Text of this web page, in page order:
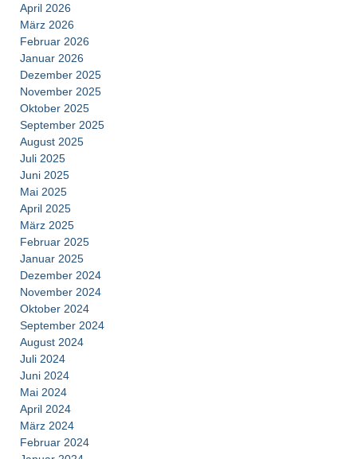
April 2026
März 2026
Februar 2026
Januar 2026
Dezember 2025
November 2025
Oktober 2025
September 2025
August 2025
Juli 2025
Juni 2025
Mai 2025
April 2025
März 2025
Februar 2025
Januar 2025
Dezember 2024
November 2024
Oktober 2024
September 2024
August 2024
Juli 2024
Juni 2024
Mai 2024
April 2024
März 2024
Februar 2024